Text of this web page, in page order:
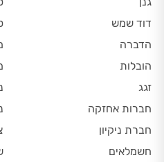
דוד שמש
הדברה
הובלות
זגג
חברות אחזקה
חברת ניקיון
חשמלאים